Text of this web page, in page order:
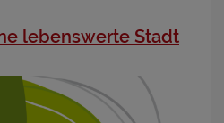
lebenswerte Stadt